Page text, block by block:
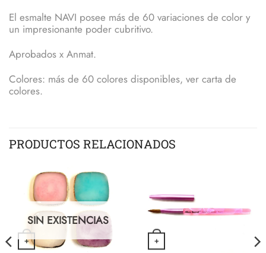
El esmalte NAVI posee más de 60 variaciones de color y
un impresionante poder cubritivo.
Aprobados x Anmat.
Colores: más de 60 colores disponibles, ver carta de
colores.
PRODUCTOS RELACIONADOS
+
SIN EXISTENCIAS
+